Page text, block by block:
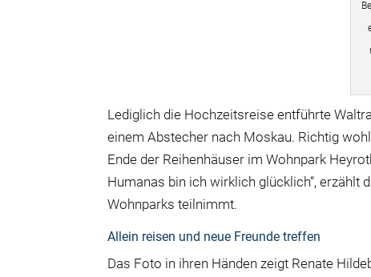
Lediglich die Hochzeitsreise entführte
einem Abstecher nach Moskau. Richtig
Ende der Reihenhäuser im Wohnpark
Humanas bin ich wirklich glücklich“, erzählt
Wohnparks teilnimmt.
Allein reisen und neue Freunde treffen
Das Foto in ihren Händen zeigt Renate